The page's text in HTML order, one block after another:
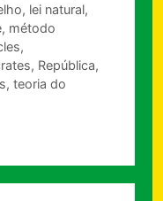
, lei natural,
, método
,
, República,
, teoria do